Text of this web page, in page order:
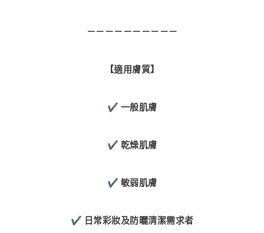
－－－－－－－－－－
【適用膚質】
✔ 一般肌膚
✔ 乾燥肌膚
✔ 敏弱肌膚
✔ 日常彩妝及防曬清潔需求者